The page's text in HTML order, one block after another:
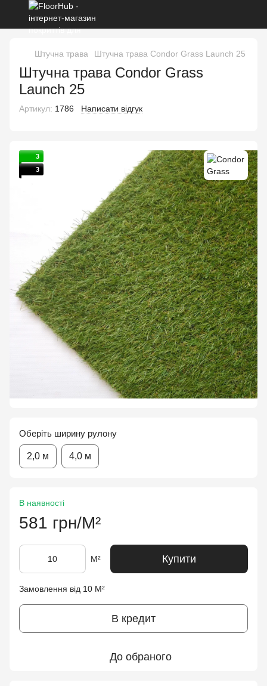
Штучна трава Штучна трава Condor Grass Launch 25
Штучна трава Condor Grass
Launch 25
Артикул: 1786 Написати відгук
3
3
Оберіть ширину рулону
2,0 м 4,0 м
В наявності
581 грн/М²
М² Купити
Замовлення від 10 М²
В кредит
До обраного